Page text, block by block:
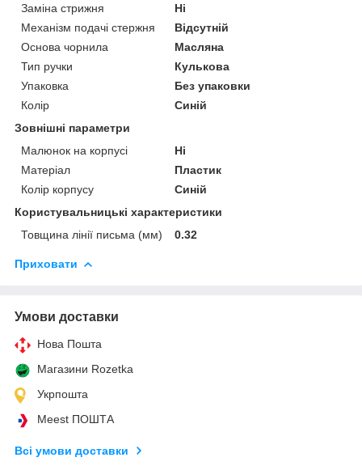
Заміна стрижня
Ні
Механізм подачі стержня
Відсутній
Основа чорнила
Масляна
Тип ручки
Кулькова
Упаковка
Без упаковки
Колір
Синій
Зовнішні параметри
Малюнок на корпусі
Ні
Матеріал
Пластик
Колір корпусу
Синій
Користувальницькі характеристики
Товщина лінії письма (мм)
0.32
Приховати
Умови доставки
Нова Пошта
Магазини Rozetka
Укрпошта
Meest ПОШТА
Всі умови доставки